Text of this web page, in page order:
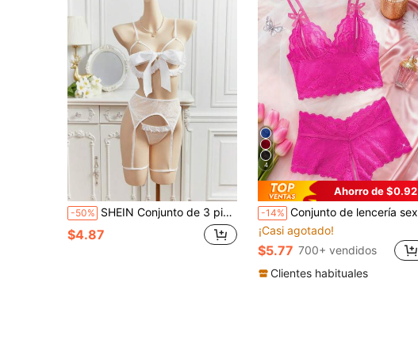
-50% SHEIN Conjunto de 3 piezas de lencería sexy para mujer con decoración de lazo
$4.87
4
Ahorro de $0.92
-14% Conjunto de lencería sexy de encaje floral rosa intenso para mujer, camisola con lazo y shorts abiertos, ropa de estar en casa romántica, suave y acogedora, ropa interior de tentación calada, vuelta al cole
¡Casi agotado!
$5.77 700+ vendidos
Clientes habituales